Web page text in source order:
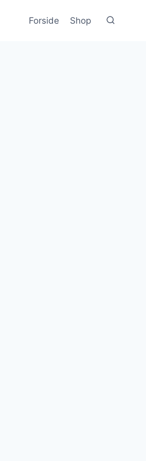
Forside Shop